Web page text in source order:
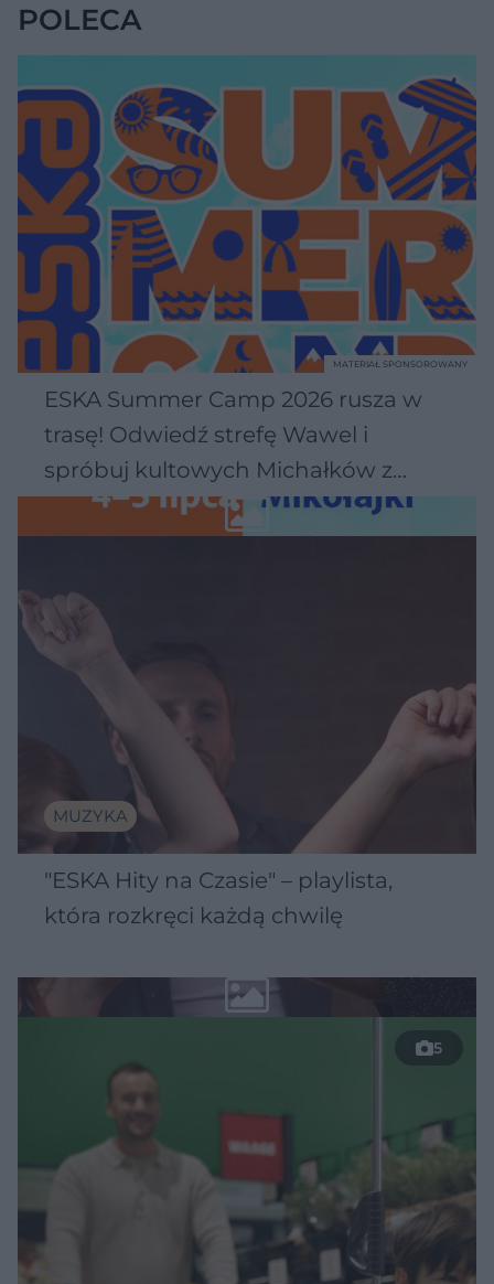
POLECA
ESKA Summer Camp 2026 rusza w
trasę! Odwiedź strefę Wawel i
spróbuj kultowych Michałków z
Wawelu
MATERIAŁ SPONSOROWANY
MUZYKA
"ESKA Hity na Czasie" – playlista,
która rozkręci każdą chwilę
5